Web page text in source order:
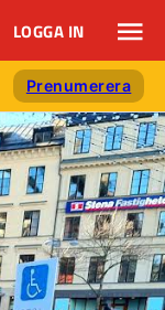
LOGGA IN
Prenumerera